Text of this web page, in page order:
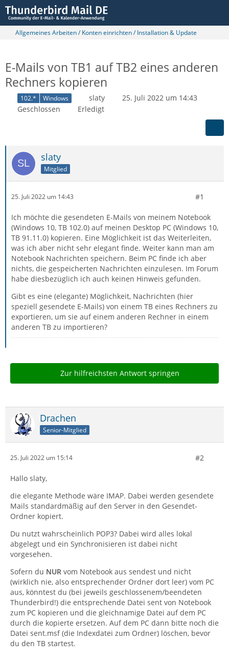
Allgemeines Arbeiten / Konten einrichten / Installation & Update
E-Mails von TB1 auf TB2 eines anderen
Rechners kopieren
102.* Windows slaty
25. Juli 2022 um 14:43
Geschlossen
Erledigt
slaty
Mitglied
25. Juli 2022 um 14:43 #1
Ich möchte die gesendeten E-Mails von meinem Notebook
(Windows 10, TB 102.0) auf meinen Desktop PC (Windows 10,
TB 91.11.0) kopieren. Eine Möglichkeit ist das Weiterleiten,
was ich aber nicht sehr elegant finde. Weiter kann man am
Notebook Nachrichten speichern. Beim PC finde ich aber
nichts, die gespeicherten Nachrichten einzulesen. Im Forum
habe diesbezüglich ich auch keinen Hinweis gefunden.
Gibt es eine (elegante) Möglichkeit, Nachrichten (hier
speziell gesendete E-Mails) von einem TB eines Rechners zu
exportieren, um sie auf einem anderen Rechner in einem
anderen TB zu importieren?
Zur hilfreichsten Antwort springen
Drachen
Senior-Mitglied
25. Juli 2022 um 15:14 #2
Hallo slaty,
die elegante Methode wäre IMAP. Dabei werden gesendete
Mails standardmäßig auf den Server in den Gesendet-
Ordner kopiert.
Du nutzt wahrscheinlich POP3? Dabei wird alles lokal
abgelegt und ein Synchronisieren ist dabei nicht
vorgesehen.
Sofern du NUR vom Notebook aus sendest und nicht
(wirklich nie, also entsprechender Ordner dort leer) vom PC
aus, könntest du (bei jeweils geschlossenem/beendeten
Thunderbird!) die entsprechende Datei sent von Notebook
zum PC kopieren und die gleichnamige Datei auf dem PC
durch die kopierte ersetzen. Auf dem PC dann bitte noch die
Datei sent.msf (die Indexdatei zum Ordner) löschen, bevor
du den TB startest.